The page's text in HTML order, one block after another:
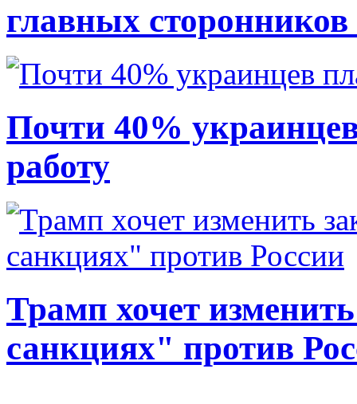
главных
Почти 40%
работу
Трамп хочет
санкциях" против